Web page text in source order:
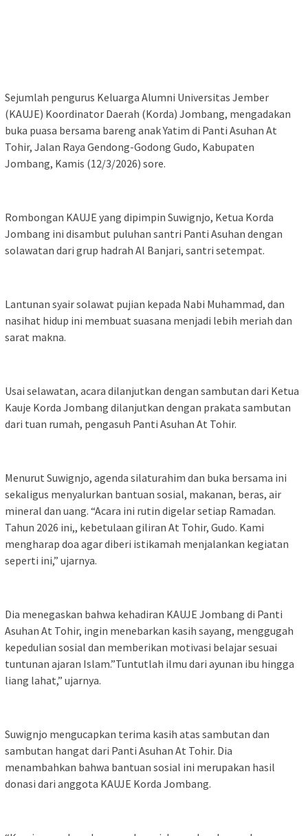
Sejumlah pengurus Keluarga Alumni Universitas Jember
(KAUJE) Koordinator Daerah (Korda) Jombang, mengadakan
buka puasa bersama bareng anak Yatim di Panti Asuhan At
Tohir, Jalan Raya Gendong-Godong Gudo, Kabupaten
Jombang, Kamis (12/3/2026) sore.
Rombongan KAUJE yang dipimpin Suwignjo, Ketua Korda
Jombang ini disambut puluhan santri Panti Asuhan dengan
solawatan dari grup hadrah Al Banjari, santri setempat.
Lantunan syair solawat pujian kepada Nabi Muhammad, dan
nasihat hidup ini membuat suasana menjadi lebih meriah dan
sarat makna.
Usai selawatan, acara dilanjutkan dengan sambutan dari Ketua
Kauje Korda Jombang dilanjutkan dengan prakata sambutan
dari tuan rumah, pengasuh Panti Asuhan At Tohir.
Menurut Suwignjo, agenda silaturahim dan buka bersama ini
sekaligus menyalurkan bantuan sosial, makanan, beras, air
mineral dan uang. “Acara ini rutin digelar setiap Ramadan.
Tahun 2026 ini,, kebetulaan giliran At Tohir, Gudo. Kami
mengharap doa agar diberi istikamah menjalankan kegiatan
seperti ini,” ujarnya.
Dia menegaskan bahwa kehadiran KAUJE Jombang di Panti
Asuhan At Tohir, ingin menebarkan kasih sayang, menggugah
kepedulian sosial dan memberikan motivasi belajar sesuai
tuntunan ajaran Islam.”Tuntutlah ilmu dari ayunan ibu hingga
liang lahat,” ujarnya.
Suwignjo mengucapkan terima kasih atas sambutan dan
sambutan hangat dari Panti Asuhan At Tohir. Dia
menambahkan bahwa bantuan sosial ini merupakan hasil
donasi dari anggota KAUJE Korda Jombang.